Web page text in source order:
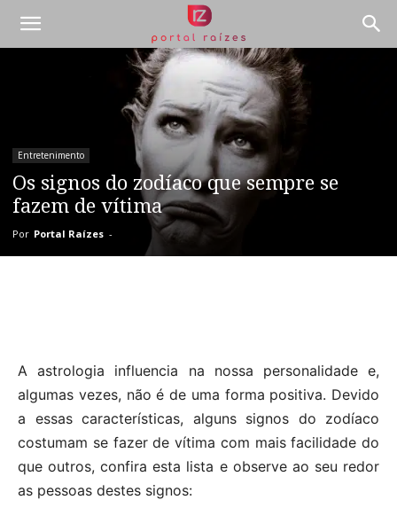
Entretenimento
Os signos do zodíaco que sempre se
fazem de vítima
Por Portal Raízes -
A astrologia influencia na nossa personalidade e,
algumas vezes, não é de uma forma positiva. Devido
a essas características, alguns signos do zodíaco
costumam se fazer de vítima com mais facilidade do
que outros, confira esta lista e observe ao seu redor
as pessoas destes signos: